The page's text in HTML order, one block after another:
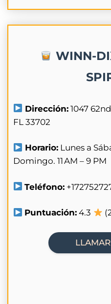
WINN-
Dirección: 1047
FL 33702
Horario: Lunes a
Domingo. 11 AM – 9 PM
Teléfono:
Puntuación: 4.3